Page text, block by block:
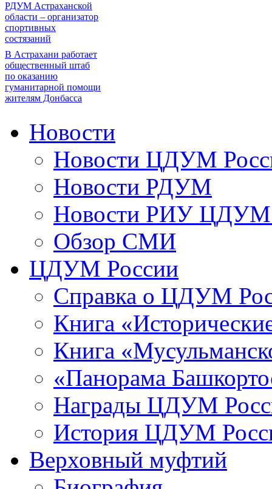
РДУМ Астраханской
области – организатор
спортивных
состязаний
В Астрахани работает
общественный штаб
по оказанию
гуманитарной помощи
жителям Донбасса
Новости
Новости ЦДУМ
Новости РДУМ
Новости РИУ ЦДУМ
Обзор СМИ
ЦДУМ России
Справка о ЦДУМ
Книга
Книга
«Панорама
Награды ЦДУМ
История ЦДУМ
Верховный муфтий